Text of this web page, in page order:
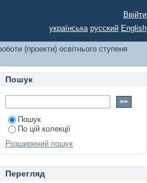
Ввійти
українська русский English
(проекти) освітнього ступеня
Пошук
Пошук
По цій колекції
Розширений пошук
Перегляд